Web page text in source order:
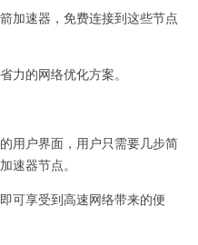
速器，免费连接到这些节点
的网络优化方案。
户界面，用户只需要几步简
速器节点。
享受到高速网络带来的便